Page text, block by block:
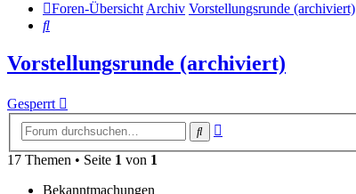
Foren-ÜbersichtArchiv Vorstellungsrunde (archiviert)
Suche
Vorstellungsrunde (archiviert)
Gesperrt
Suche
17 Themen • Seite 1 von 1
Bekanntmachungen